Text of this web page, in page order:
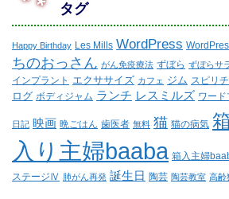
タグ
Happy Birthday Les Mills WordPress
ちのおっさん がん免疫療法 ずぼら ずぼらサ
インプラント エクササイズ カフェ ジム スピリ
ログ ボディジャム ランチ レスミルズ ワード
日記 映画 晩ごはん 歯医者 無料 猫 猫の病気
入り主婦baaba 箱入主婦
ステージⅣ 肺がん再発 誕生日 陶芸 陶芸教室 高齢